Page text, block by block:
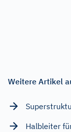
Weitere Artikel
Halbleiter